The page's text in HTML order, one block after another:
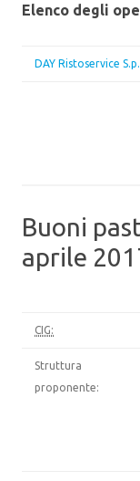
Elenco degli
DAY Ristoservice
Buoni
aprile
CIG:
Struttura
proponente: